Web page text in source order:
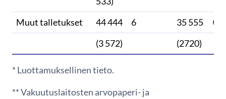
Muut talletukset 44 444 6 35 555
0
(3 572)
(2720)
* Luottamuksellinen tieto.
** Vakuutuslaitosten arvopaperi- ja